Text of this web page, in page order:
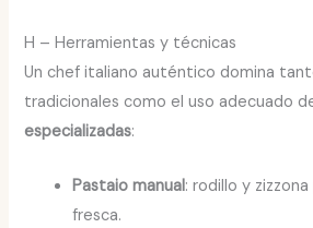
H – Herramientas y técnicas
Un chef italiano auténtico domina
tradicionales como el uso adecuado
especializadas:
Pastaio manual: rodillo y
fresca.